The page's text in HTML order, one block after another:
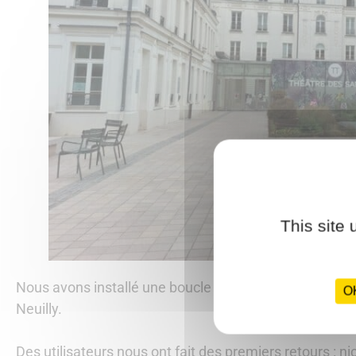
Nous avons installé une boucle magnétique sous les
Neuilly.
Des utilisateurs nous ont fait des premiers retours :
This site